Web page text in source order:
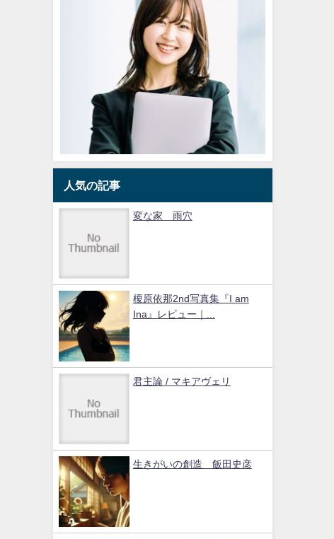
人気の記事
変な家 雨穴
榎原依那2nd写真集『I am
Ina』レビュー｜...
君主論 / マキアヴェリ
生きがいの創造 飯田史彦